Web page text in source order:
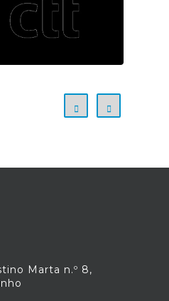
Marta n.º 8,